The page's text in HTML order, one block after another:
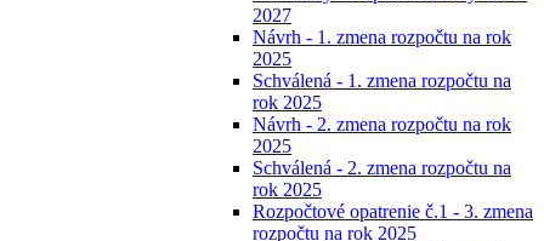
2027
Návrh - 1. zmena rozpočtu na rok
2025
Schválená - 1. zmena rozpočtu na
rok 2025
Návrh - 2. zmena rozpočtu na rok
2025
Schválená - 2. zmena rozpočtu na
rok 2025
Rozpočtové opatrenie č.1 - 3. zmena
rozpočtu na rok 2025